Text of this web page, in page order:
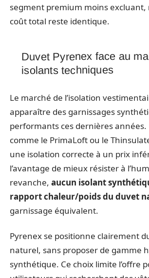
segment premium moins excluant,
coût total reste identique.
Duvet Pyrenex face au
isolants techniques
Le marché de l’isolation
apparaître des garnissages
performants ces dernières années.
comme le PrimaLoft ou le
une isolation correcte à un prix
l’avantage de mieux résister à
revanche, aucun isolant
rapport chaleur/poids du duvet
garnissage équivalent.
Pyrenex se positionne clairement
naturel, sans proposer de gamme
synthétique. Ce choix limite l’offre